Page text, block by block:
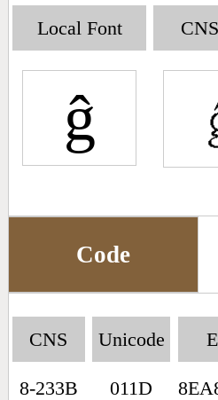
Big5 Query
Pinyin Word Index
Local Font
ĝ
Code
CNS
8-233B
Unicode
011D